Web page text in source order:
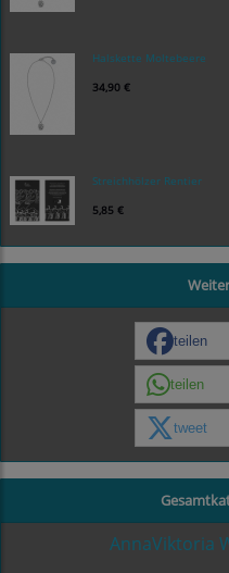
Halskette Moltebeere
34,90 €
Streichhölzer Rentier
5,85 €
teilen
teilen
tweet
AnnaViktoria